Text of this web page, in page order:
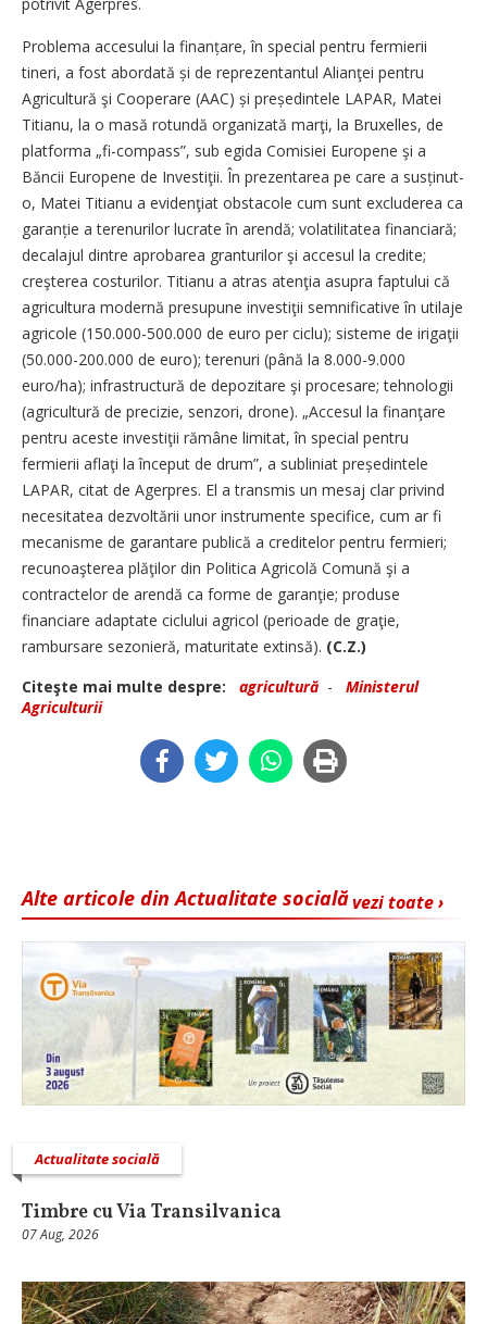
Problema accesului la finanțare, în special pentru fermierii
tineri, a fost abordată și de reprezentantul Alianţei pentru
Agricultură şi Cooperare (AAC) și președintele LAPAR, Matei
Titianu, la o masă rotundă organizată marţi, la Bruxelles, de
platforma „fi-compass”, sub egida Comisiei Europene şi a
Băncii Europene de Investiţii. În prezentarea pe care a susținut-
o, Matei Titianu a evidenţiat obstacole cum sunt excluderea ca
garanție a terenurilor lucrate în arendă; volatilitatea financiară;
decalajul dintre aprobarea granturilor şi accesul la credite;
creşterea costurilor. Titianu a atras atenţia asupra faptului că
agricultura modernă presupune investiţii semnificative în utilaje
agricole (150.000-500.000 de euro per ciclu); sisteme de irigaţii
(50.000-200.000 de euro); terenuri (până la 8.000-9.000
euro/ha); infrastructură de depozitare şi procesare; tehnologii
(agricultură de precizie, senzori, drone). „Accesul la finanţare
pentru aceste investiţii rămâne limitat, în special pentru
fermierii aflaţi la început de drum”, a subliniat președintele
LAPAR, citat de Agerpres. El a transmis un mesaj clar privind
necesitatea dezvoltării unor instrumente specifice, cum ar fi
mecanisme de garantare publică a creditelor pentru fermieri;
recunoaşterea plăţilor din Politica Agricolă Comună şi a
contractelor de arendă ca forme de garanţie; produse
financiare adaptate ciclului agricol (perioade de graţie,
rambursare sezonieră, maturitate extinsă). (C.Z.)
Citeşte mai multe despre:
agricultură - Ministerul
Agriculturii
vezi toate ›
Alte articole din Actualitate socială
Actualitate socială
Timbre cu Via Transilvanica
07 Aug, 2026